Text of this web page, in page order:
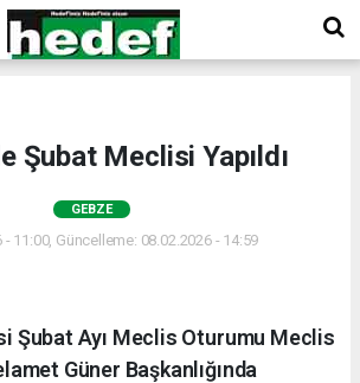
Şubat Meclisi Yapıldı
GEBZE
- 11:00, Güncelleme: 08.02.2026 - 14:59
Şubat Ayı Meclis Oturumu Meclis
Güner Başkanlığında